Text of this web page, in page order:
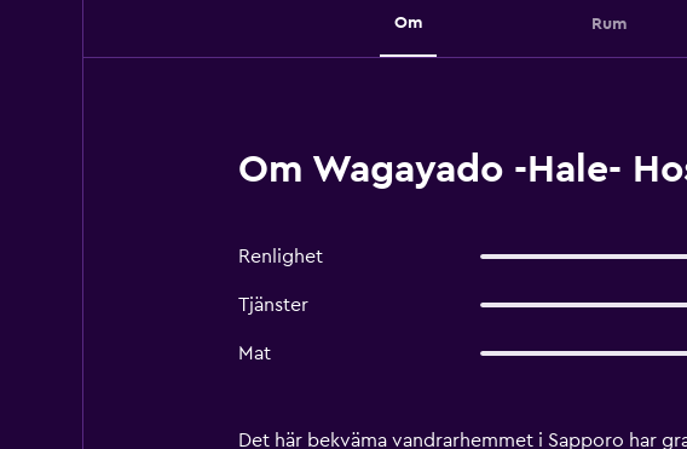
Om Rum
Om Wagayado -Hale-
Renlighet
Tjänster
Mat
Det här bekväma vandrarhemmet i Sapporo har